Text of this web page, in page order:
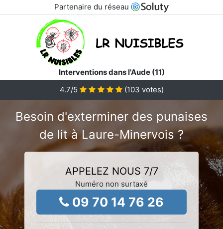
Partenaire du réseau
Interventions dans l'Aude (11)
4.7/5 (103 votes)
Besoin d'exterminer des punaises
de lit à Laure-Minervois ?
APPELEZ NOUS 7/7
Numéro non surtaxé
09 70 14 76 26